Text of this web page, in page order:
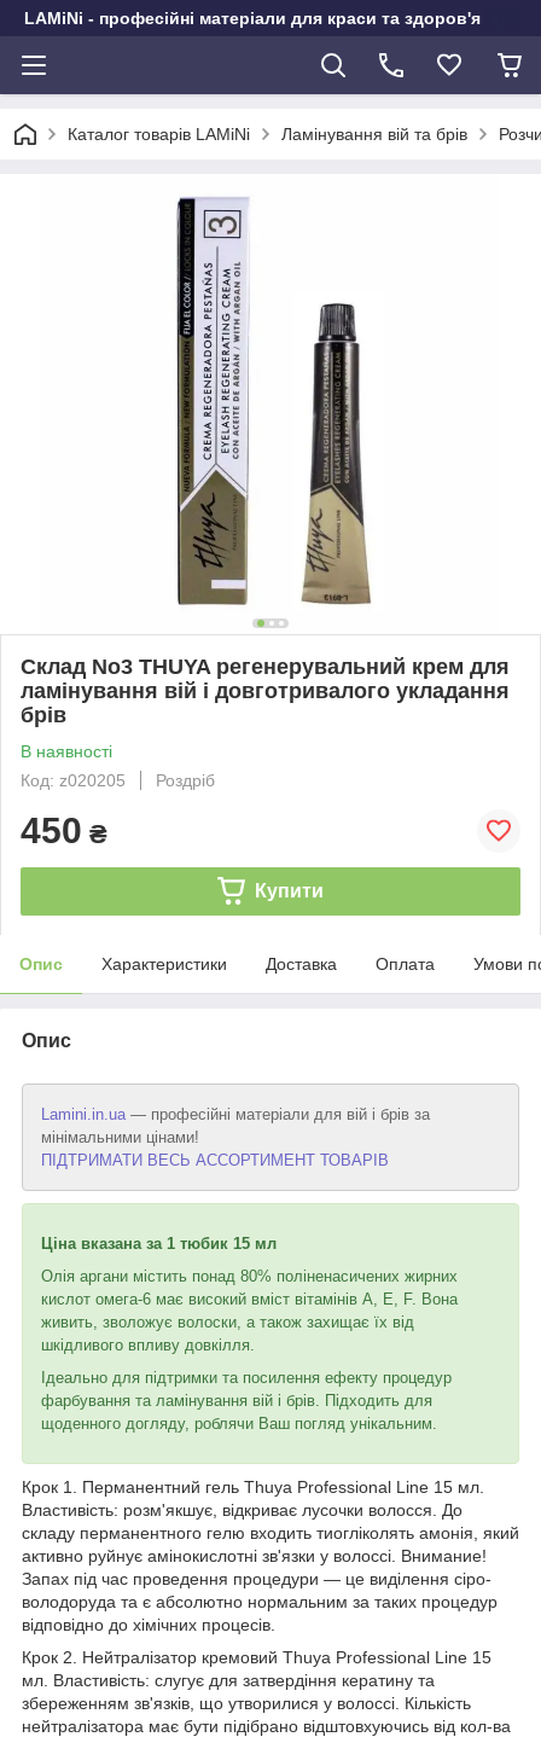
LAMiNi - професійні матеріали для краси та здоров'я
Каталог товарів LAMiNi Ламінування вій та брів
Склад No3 THUYA регенерувальний крем для
ламінування вій і довготривалого укладання
брів
В наявності
Код: z020205
Роздріб
450 ₴
Купити
Опис Характеристики Доставка Оплата Умови
Опис
Lamini.in.ua — професійні матеріали для вій і брів за
мінімальними цінами!
ПІДТРИМАТИ ВЕСЬ АССОРТИМЕНТ ТОВАРІВ
Ціна вказана за 1 тюбик 15 мл
Олія аргани містить понад 80% поліненасичених жирних
кислот омега-6 має високий вміст вітамінів А, E, F. Вона
живить, зволожує волоски, а також захищає їх від
шкідливого впливу довкілля.
Ідеально для підтримки та посилення ефекту процедур
фарбування та ламінування вій і брів. Підходить для
щоденного догляду, роблячи Ваш погляд унікальним.
Крок 1. Перманентний гель Thuya Professional Line 15 мл.
Властивість: розм'якшує, відкриває лусочки волосся. До
складу перманентного гелю входить тиогліколять амонія, який
активно руйнує амінокислотні зв'язки у волоссі. Внимание!
Запах під час проведення процедури — це виділення сіро-
володоруда та є абсолютно нормальним за таких процедур
відповідно до хімічних процесів.
Крок 2. Нейтралізатор кремовий Thuya Professional Line 15
мл. Властивість: слугує для затвердіння кератину та
збереженням зв'язків, що утворилися у волоссі. Кількість
нейтралізатора має бути підібрано відштовхуючись від кол-ва